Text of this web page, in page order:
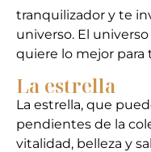
tranquilizador y te
universo. El
quiere lo mejor para
La estrella
La estrella, que
pendientes de la
vitalidad, belleza y